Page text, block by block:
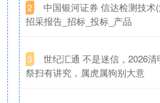
2
中国银河证券 信达检测技术
招采报告_招标_投标_产品
3
世纪汇通 不是迷信，2026清
祭扫有讲究，属虎属狗别大意